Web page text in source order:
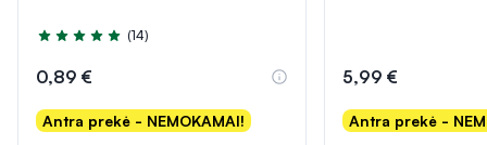
Įvertinimas 5.0 iš 5
(14)
0,89 €
Antra prekė - NEMOKAMAI!
5,99 €
Antra prekė -